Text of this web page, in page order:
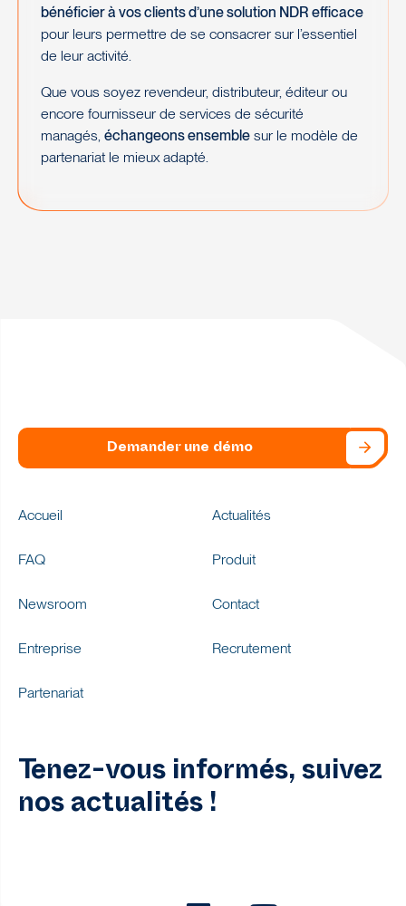
bénéficier à vos clients d’une solution NDR efficace
pour leurs permettre de se consacrer sur l’essentiel
de leur activité.
Que vous soyez revendeur, distributeur, éditeur ou
encore fournisseur de services de sécurité
managés, échangeons ensemble sur le modèle de
partenariat le mieux adapté.
Tenez-vous informés, suivez
nos actualités !
Accueil Actualités
FAQ Produit
Newsroom Contact
Entreprise Recrutement
Partenariat
Demander une démo